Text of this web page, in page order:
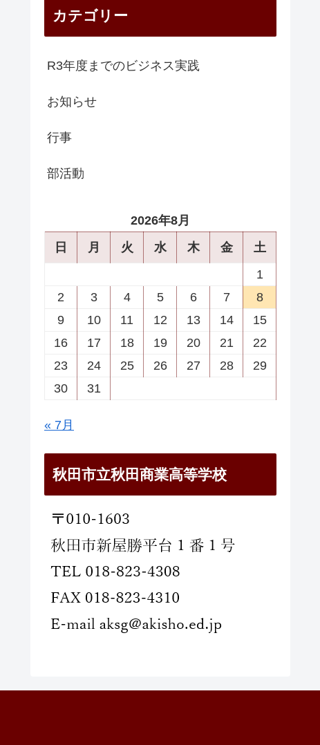
カテゴリー
R3年度までのビジネス実践
お知らせ
行事
部活動
2026年8月
日
月 火 水 木 金
土
1
2
3 4 5 6 7
8
9
10 11 12 13 14
15
16
17 18 19 20 21
22
23
24 25 26 27 28
29
30
31
« 7月
秋田市立秋田商業高等学校